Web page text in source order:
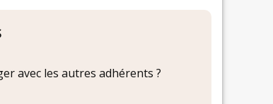
avec les autres adhérents ?